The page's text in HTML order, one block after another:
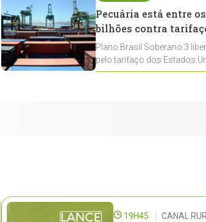
Pecuária está entre
bilhões contra
Plano Brasil Soberano 3
pelo tarifaço dos Estados
contemplados
19H45 CANAL